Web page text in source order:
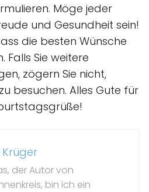
Möge jeder
und Gesundheit sein!
die besten Wünsche
Falls Sie weitere
zögern Sie nicht,
besuchen. Alles Gute für
der Autor von
bin ich ein